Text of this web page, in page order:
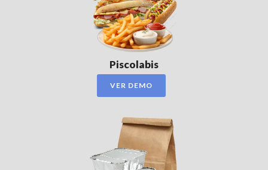
Piscolabis
VER DEMO